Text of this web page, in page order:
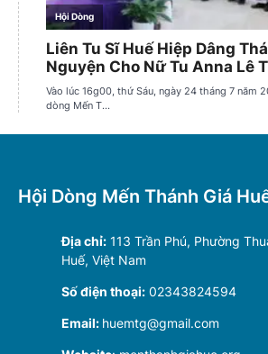
Hội Dòng Mến Thánh Giá
Địa chỉ: 113 Trần Phú, Phường
Huế, Việt Nam
Số điện thoại: 02343824594
Email: huemtg@gmail.com